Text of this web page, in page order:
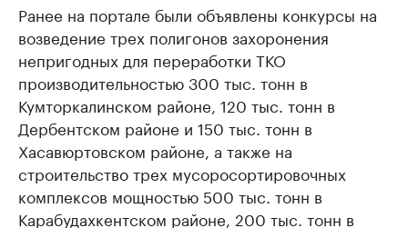
Ранее на портале были объявлены конкурсы на
возведение трех полигонов захоронения
непригодных для переработки ТКО
производительностью 300 тыс. тонн в
Кумторкалинском районе, 120 тыс. тонн в
Дербентском районе и 150 тыс. тонн в
Хасавюртовском районе, а также на
строительство трех мусоросортировочных
комплексов мощностью 500 тыс. тонн в
Карабудахкентском районе, 200 тыс. тонн в